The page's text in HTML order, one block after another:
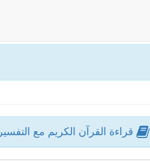
قراءة القرآن الكريم مع التفسير